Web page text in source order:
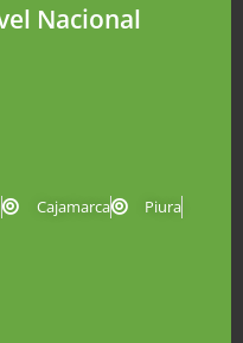
Nacional
Cajamarca
Piura